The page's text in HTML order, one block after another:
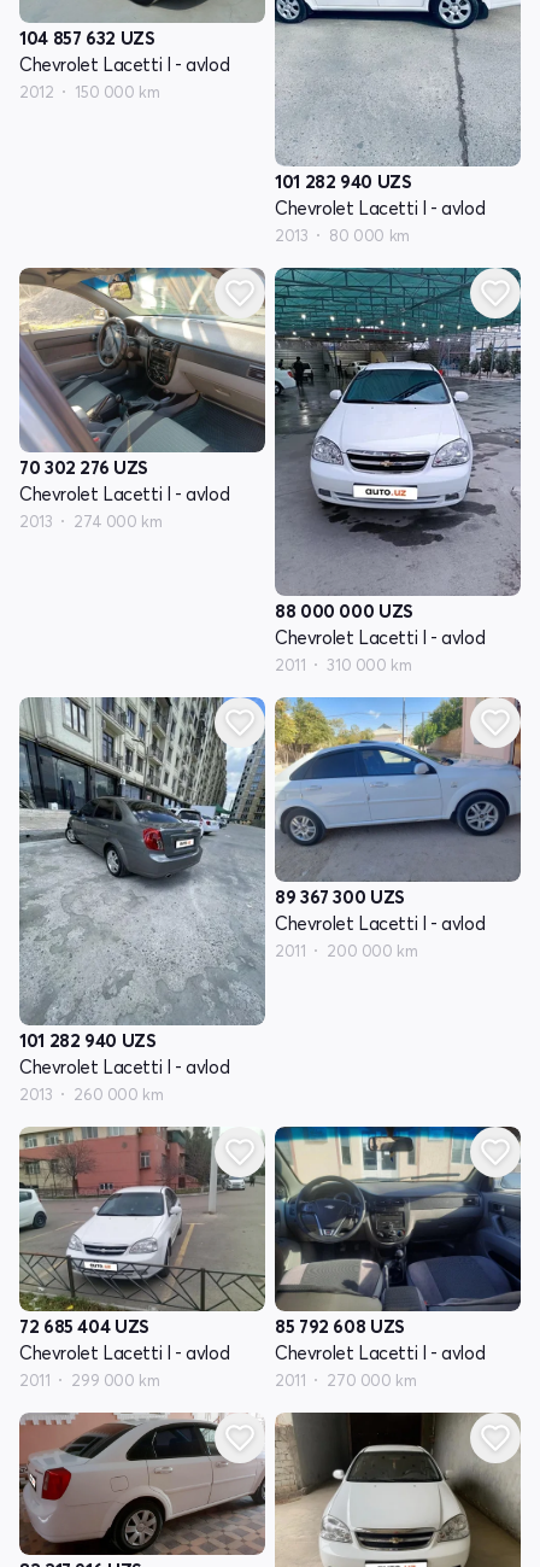
104 857 632 UZS
Chevrolet Lacetti I - avlod
2012 150 000 km
101 282 940 UZS
Chevrolet Lacetti I - avlod
2013 80 000 km
70 302 276 UZS
Chevrolet Lacetti I - avlod
2013 274 000 km
88 000 000 UZS
Chevrolet Lacetti I - avlod
2011 310 000 km
101 282 940 UZS
Chevrolet Lacetti I - avlod
2013 260 000 km
89 367 300 UZS
Chevrolet Lacetti I - avlod
2011 200 000 km
72 685 404 UZS
Chevrolet Lacetti I - avlod
2011 299 000 km
85 792 608 UZS
Chevrolet Lacetti I - avlod
2011 270 000 km